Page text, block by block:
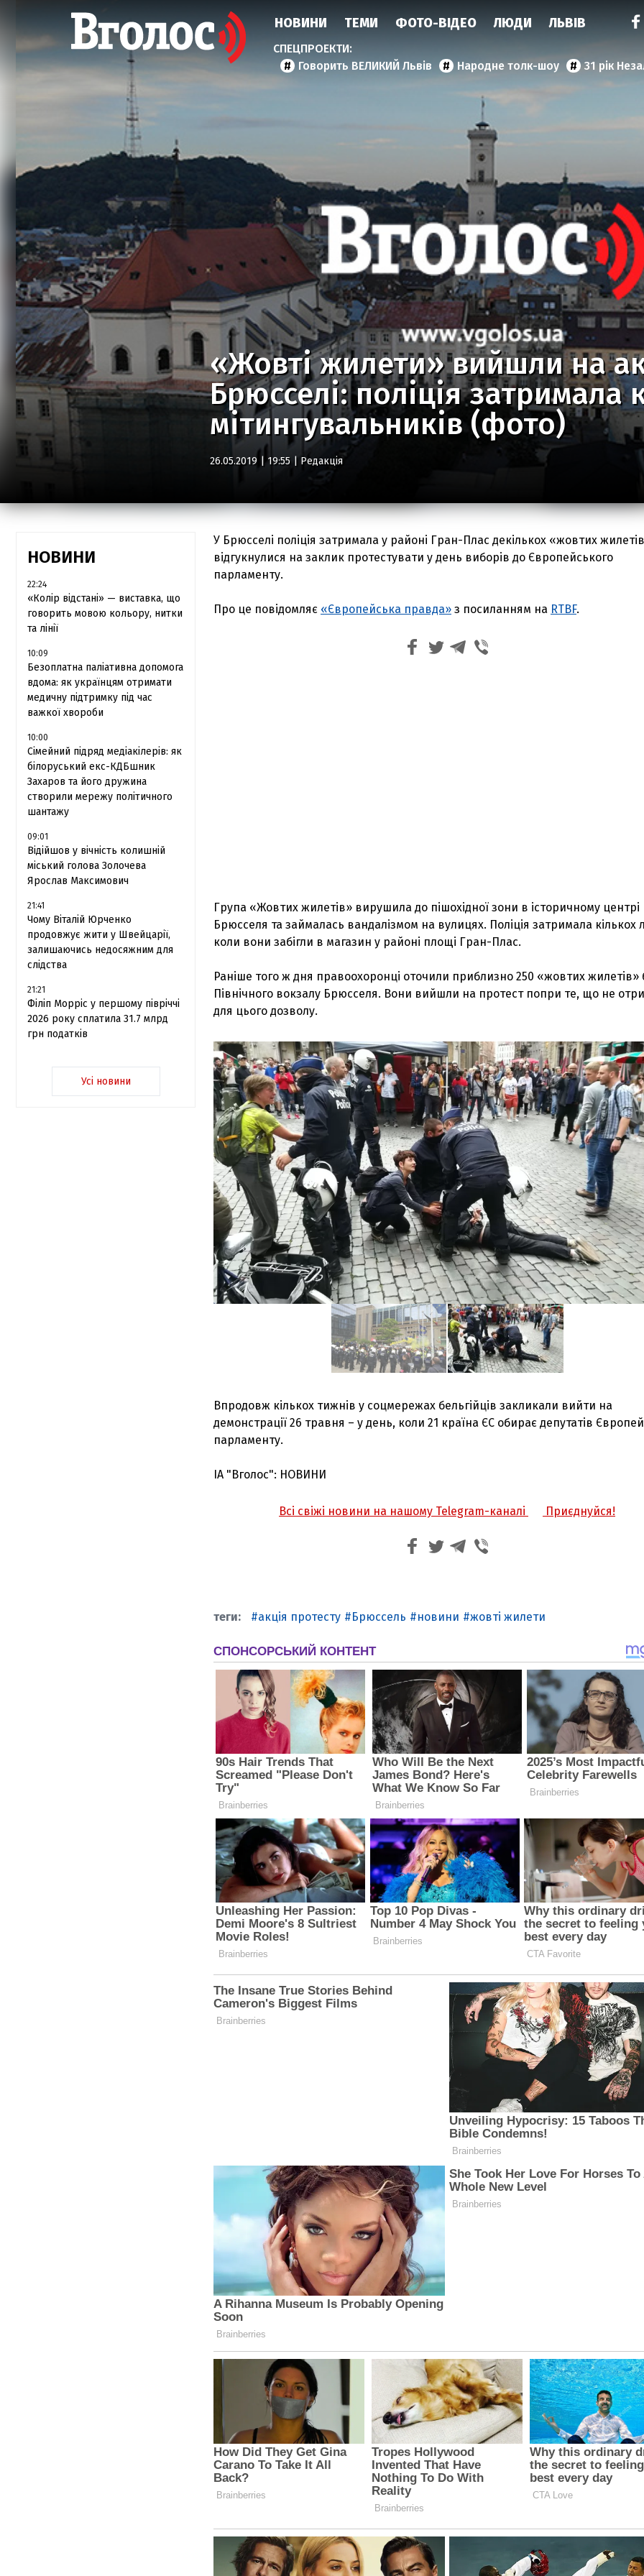
НОВИНИ ТЕМИ ФОТО-ВІДЕО ЛЮДИ ЛЬВІВ
Говорить ВЕЛИКИЙ Львів Народне толк-шоу 31 рік
«Жовті жилети» вийшли на
Брюсселі: поліція затримала
мітингувальників (фото)
26.05.2019 | 19:55 | Редакція
НОВИНИ
22:24
«Колір відстані» — виставка, що
говорить мовою кольору, нитки
та лінії
10:09
Безоплатна паліативна допомога
вдома: як українцям отримати
медичну підтримку під час
важкої хвороби
10:00
Сімейний підряд медіакілерів: як
білоруський екс-КДБшник
Захаров та його дружина
створили мережу політичного
шантажу
09:01
Відійшов у вічність колишній
міський голова Золочева
Ярослав Максимович
21:41
Чому Віталій Юрченко
продовжує жити у Швейцарії,
залишаючись недосяжним для
слідства
21:21
Філіп Морріс у першому півріччі
2026 року сплатила 31.7 млрд
грн податків
Усі новини
У Брюсселі поліція затримала у районі Гран-Плас декількох «жовтих
відгукнулися на заклик протестувати у день виборів до Європейського
парламенту.
Про це повідомляє «Європейська правда» з посиланням на RTBF.
Група «Жовтих жилетів» вирушила до пішохідної зони в історичному центрі
Брюсселя та займалась вандалізмом на вулицях. Поліція затримала кількох
коли вони забігли в магазин у районі площі Гран-Плас.
Раніше того ж дня правоохоронці оточили приблизно 250 «жовтих жилетів»
Північного вокзалу Брюсселя. Вони вийшли на протест попри те, що не
для цього дозволу.
Впродовж кількох тижнів у соцмережах бельгійців закликали вийти на
демонстрації 26 травня – у день, коли 21 країна ЄС обирає депутатів
парламенту.
ІА "Вголос": НОВИНИ
Всі свіжі новини на нашому Telegram-каналі Приєднуйся!
акція протесту Брюссель новини жовті жилети
З'явилося відео знищеного ворожого